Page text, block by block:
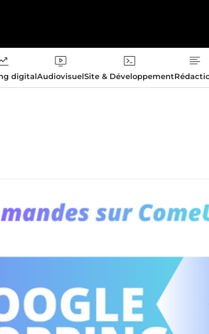
digitalAudiovisuelSite & Développement